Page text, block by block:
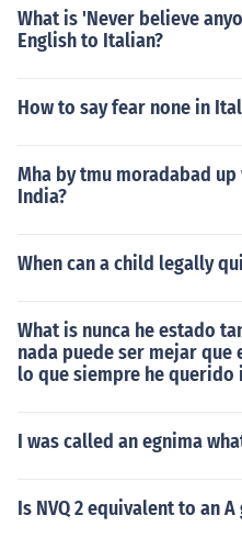
What is 'Never believe
English to Italian?
How to say fear none in
Mha by tmu moradabad
India?
When can a child legally
What is nunca he estado
nada puede ser mejar
lo que siempre he querido
I was called an egnima
Is NVQ 2 equivalent to an A